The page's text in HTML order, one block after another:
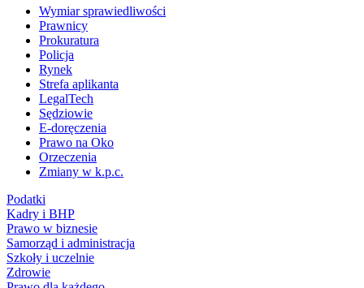
Wymiar sprawiedliwości
Prawnicy
Prokuratura
Policja
Rynek
Strefa aplikanta
LegalTech
Sędziowie
E-doręczenia
Prawo na Oko
Orzeczenia
Zmiany w k.p.c.
Podatki
Kadry i BHP
Prawo w biznesie
Samorząd i administracja
Szkoły i uczelnie
Zdrowie